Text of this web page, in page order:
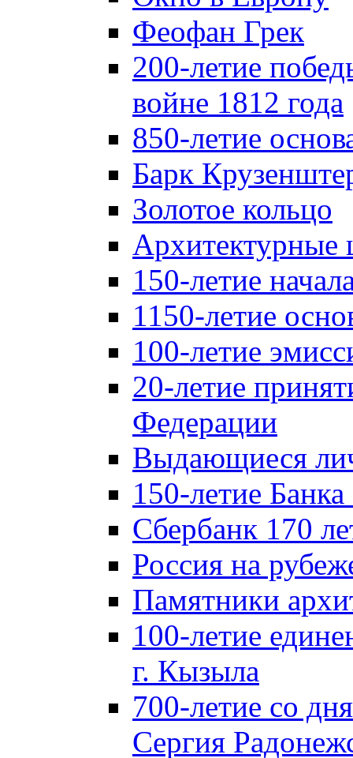
Феофан Грек
200-летие
войне 1812 года
850-летие
Барк
Золотое кольцо
Архитектурные
150-летие
1150-летие
100-летие
20-летие
Федерации
Выдающиеся
150-летие
Сбербанк 170
Россия на
Памятники
100-летие
г. Кызыла
700-летие со
Сергия